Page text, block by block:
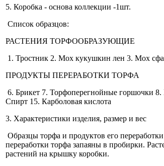
5. Коробка - основа коллекции -1шт.
Список образцов:
РАСТЕНИЯ ТОРФООБРАЗУЮЩИЕ
1. Тростник 2. Мох кукушкин лен 3. Мох
ПРОДУКТЫ ПЕРЕРАБОТКИ ТОРФА
6. Брикет 7. Торфоперегнойные горшочки
Спирт 15. Карболовая кислота
3. Характеристики изделия, размер и вес
Образцы торфа и продуктов его
переработки торфа запаяны в пробирки.
растений на крышку коробки.